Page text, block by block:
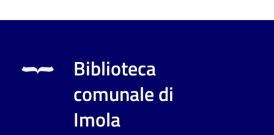
puoi
Biblioteca
comunale di
Imola